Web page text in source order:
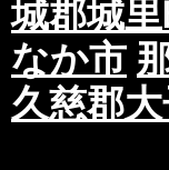
城郡城
なか市
久慈郡